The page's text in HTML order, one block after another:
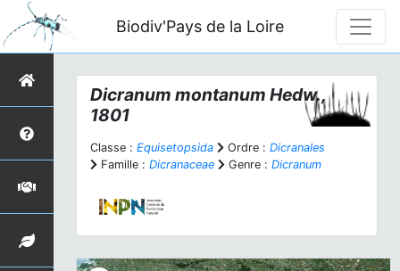
Biodiv'Pays de la Loire
Dicranum montanum Hedw.,
1801
Classe : Equisetopsida Ordre : Dicranales
Famille : Dicranaceae Genre : Dicranum